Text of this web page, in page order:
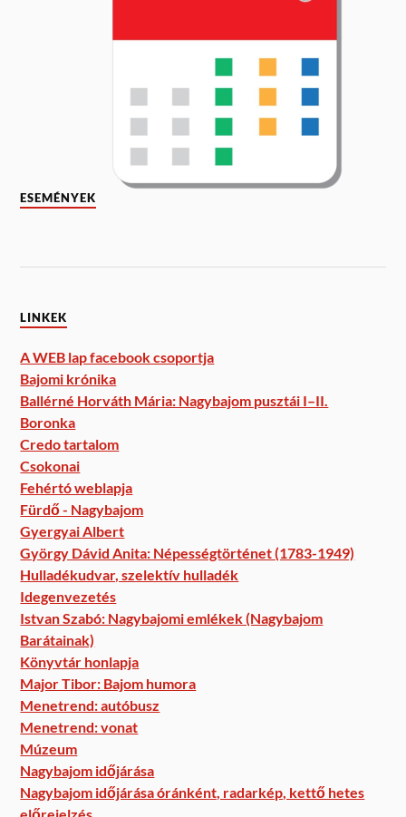
ESEMÉNYEK
LINKEK
A WEB lap facebook csoportja
Bajomi krónika
Ballérné Horváth Mária: Nagybajom pusztái I–II.
Boronka
Credo tartalom
Csokonai
Fehértó weblapja
Fürdő - Nagybajom
Gyergyai Albert
György Dávid Anita: Népességtörténet (1783-1949)
Hulladékudvar, szelektív hulladék
Idegenvezetés
Istvan Szabó: Nagybajomi emlékek (Nagybajom
Barátainak)
Könyvtár honlapja
Major Tibor: Bajom humora
Menetrend: autóbusz
Menetrend: vonat
Múzeum
Nagybajom időjárása
Nagybajom időjárása óránként, radarkép, kettő hetes